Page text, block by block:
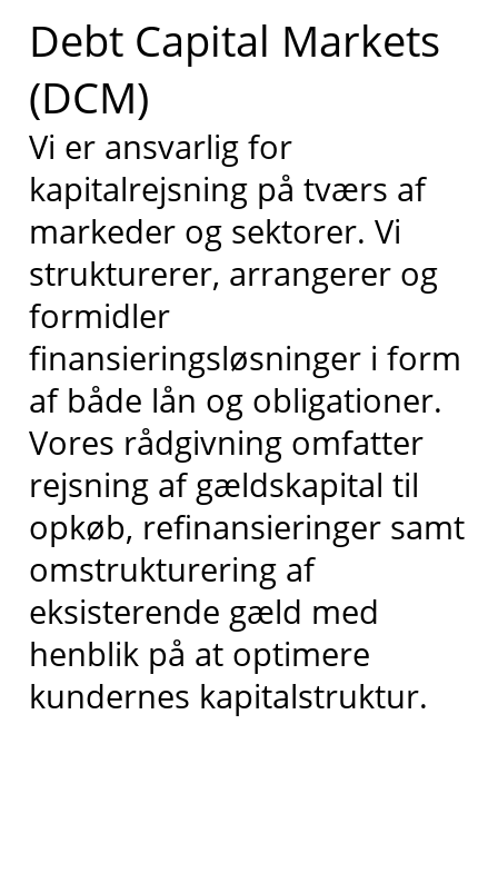
Debt Capital Markets
(DCM)
Vi er ansvarlig for
kapitalrejsning på tværs af
markeder og sektorer. Vi
strukturerer, arrangerer og
formidler
finansieringsløsninger i form
af både lån og obligationer.
Vores rådgivning omfatter
rejsning af gældskapital til
opkøb, refinansieringer samt
omstrukturering af
eksisterende gæld med
henblik på at optimere
kundernes kapitalstruktur.